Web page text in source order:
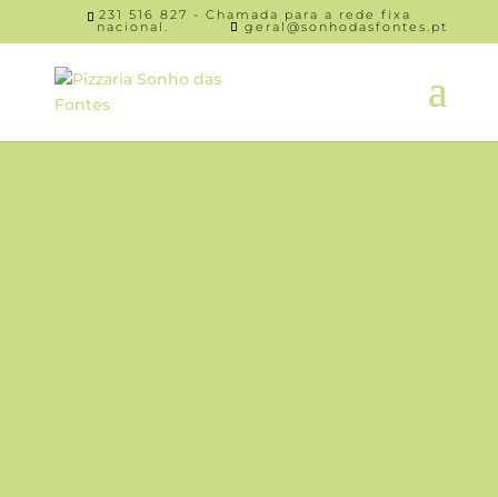
231 516 827 - Chamada para a rede fixa
nacional. geral@sonhodasfontes.pt